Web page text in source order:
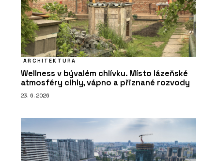
ARCHITEKTURA
Wellness v bývalém chlívku. Místo lázeňské
atmosféry cihly, vápno a přiznané rozvody
23. 6. 2026